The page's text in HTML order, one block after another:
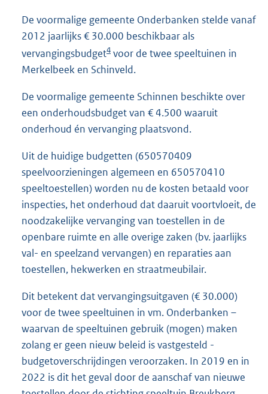
De voormalige gemeente Onderbanken stelde vanaf
2012 jaarlijks € 30.000 beschikbaar als
vervangingsbudget4 voor de twee speeltuinen in
Merkelbeek en Schinveld.
De voormalige gemeente Schinnen beschikte over
een onderhoudsbudget van € 4.500 waaruit
onderhoud én vervanging plaatsvond.
Uit de huidige budgetten (650570409
speelvoorzieningen algemeen en 650570410
speeltoestellen) worden nu de kosten betaald voor
inspecties, het onderhoud dat daaruit voortvloeit, de
noodzakelijke vervanging van toestellen in de
openbare ruimte en alle overige zaken (bv. jaarlijks
val- en speelzand vervangen) en reparaties aan
toestellen, hekwerken en straatmeubilair.
Dit betekent dat vervangingsuitgaven (€ 30.000)
voor de twee speeltuinen in vm. Onderbanken –
waarvan de speeltuinen gebruik (mogen) maken
zolang er geen nieuw beleid is vastgesteld -
budgetoverschrijdingen veroorzaken. In 2019 en in
2022 is dit het geval door de aanschaf van nieuwe